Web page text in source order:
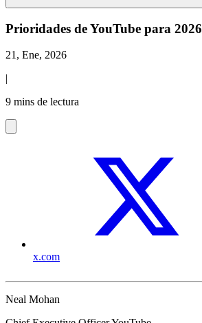
Prioridades de YouTube para 2026
21, Ene, 2026
|
9 mins de lectura
x.com
Neal Mohan